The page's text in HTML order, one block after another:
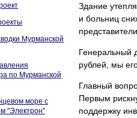
Мурманской
по Мурманской
море с
"Электрон"
Здание
и больниц
Генеральный
рублей, мы
Главный
Первым
поддержку